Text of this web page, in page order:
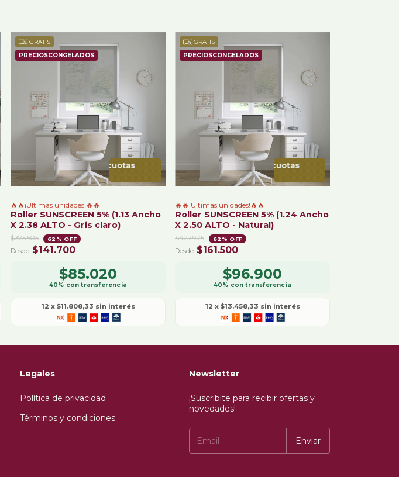
GRATIS
Roller SUNSCREEN 5% (1.13 Ancho
X 2.38 ALTO - Gris claro)
$141.700
$375.505 62 % OFF
12 x $11.808,33 sin interés
$85.020
🔥🔥¡Ultimas unidades!🔥🔥
GRATIS
Roller SUNSCREEN 5% (1.24 Ancho
X 2.50 ALTO - Natural)
$161.500
$427.975 62 % OFF
12 x $13.458,33 sin interés
$96.900
🔥🔥¡Ultimas unidades!🔥🔥
Legales
Política de privacidad
Términos y condiciones
Newsletter
¡Suscribite para recibir ofertas y
novedades!